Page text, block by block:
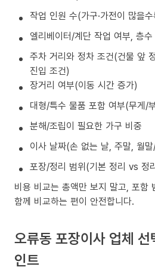
작업 인원 수(가구·가전이 많을
엘리베이터/계단 작업 여부, 층수
주차 거리와 정차 조건(건물 앞
진입 조건)
장거리 여부(이동 시간 증가)
대형/특수 물품 포함 여부(무게/
분해/조립이 필요한 가구 비중
이사 날짜(손 없는 날, 주말, 월
포장/정리 범위(기본 정리 vs 정
비용 비교는 총액만 보지 말고, 포함
함께 비교하는 편이 안전합니다.
오류동 포장이사 업체
인트